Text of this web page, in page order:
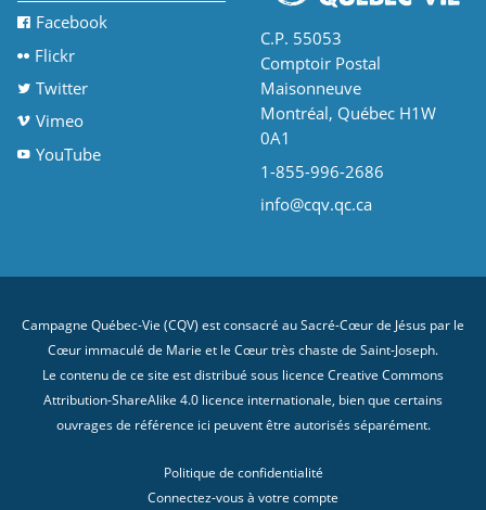
Facebook
Flickr
Twitter
Vimeo
YouTube
C.P. 55053
Comptoir Postal
Maisonneuve
Montréal, Québec H1W
0A1
1-855-996-2686
info@cqv.qc.ca
Campagne Québec-Vie (CQV) est consacré au Sacré-Cœur de Jésus par le
Cœur immaculé de Marie et le Cœur très chaste de Saint-Joseph.
Le contenu de ce site est distribué sous licence Creative Commons
Attribution-ShareAlike 4.0 licence internationale, bien que certains
ouvrages de référence ici peuvent être autorisés séparément.
Politique de confidentialité
Connectez-vous à votre compte